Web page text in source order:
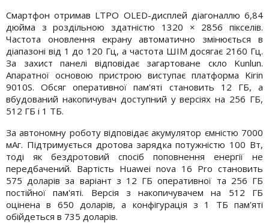
Смартфон отримав LTPO OLED-дисплей діагоналлю 6,84
дюйма з роздільною здатністю 1320 × 2856 пікселів.
Частота оновлення екрану автоматично змінюється в
діапазоні від 1 до 120 Гц, а частота ШІМ досягає 2160 Гц.
За захист панелі відповідає загартоване скло Kunlun.
Апаратної основою пристрою виступає платформа Kirin
9010S. Обсяг оперативної пам'яті становить 12 ГБ, а
вбудований накопичувач доступний у версіях на 256 ГБ,
512 ГБ і 1 ТБ.
За автономну роботу відповідає акумулятор ємністю 7000
мАг. Підтримується дротова зарядка потужністю 100 Вт,
тоді як бездротовий спосіб поповнення енергії не
передбачений. Вартість Huawei nova 16 Pro становить
575 доларів за варіант з 12 ГБ оперативної та 256 ГБ
постійної пам'яті. Версія з накопичувачем на 512 ГБ
оцінена в 650 доларів, а конфігурація з 1 ТБ пам'яті
обійдеться в 735 доларів.